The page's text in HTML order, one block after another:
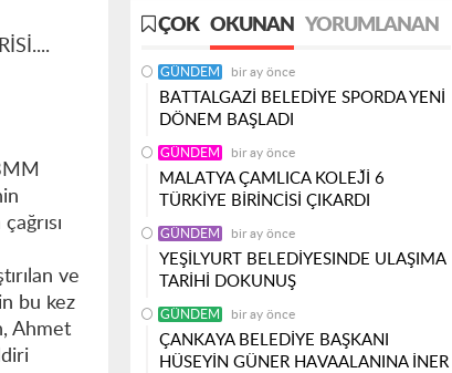
ve
bu kez
Ahmet
ÇOK OKUNAN YORUMLANAN
GÜNDEM bir ay önce
BATTALGAZİ BELEDİYE SPORDA YENİ
DÖNEM BAŞLADI
GÜNDEM bir ay önce
MALATYA ÇAMLICA KOLEJ̌İ 6
TÜRKİYE BİRİNCİSİ ÇIKARDI
GÜNDEM bir ay önce
YEŞİLYURT BELEDİYESINDE ULAŞIMA
TARİHİ DOKUNUŞ
GÜNDEM bir ay önce
ÇANKAYA BELEDİYE BAŞKANI
HÜSEYİN GÜNER HAVAALANINA İNER